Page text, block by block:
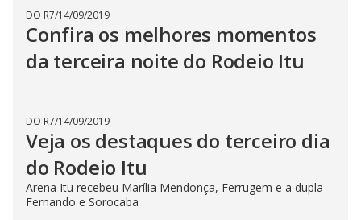
DO R7/14/09/2019
Confira os melhores momentos
da terceira noite do Rodeio Itu
.
DO R7/14/09/2019
Veja os destaques do terceiro dia
do Rodeio Itu
Arena Itu recebeu Marília Mendonça, Ferrugem e a dupla
Fernando e Sorocaba